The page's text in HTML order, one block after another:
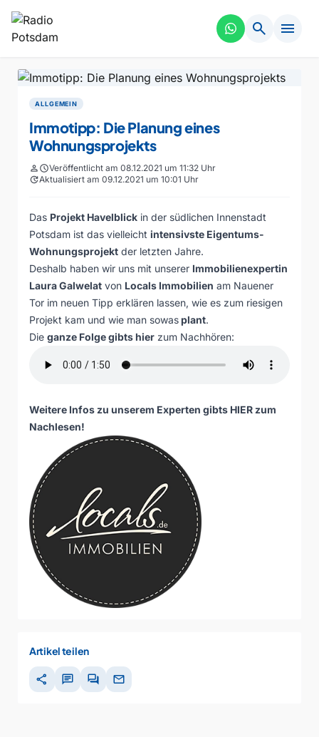
search menu
ALLGEMEIN
Immotipp: Die Planung eines
Wohnungsprojekts
personscheduleVeröffentlicht am 08.12.2021 um 11:32 Uhr
updateAktualisiert am 09.12.2021 um 10:01 Uhr
Das Projekt Havelblick in der südlichen Innenstadt
Potsdam ist das vielleicht intensivste Eigentums-
Wohnungsprojekt der letzten Jahre.
Deshalb haben wir uns mit unserer Immobilienexpertin
Laura Galwelat von Locals Immobilien am Nauener
Tor im neuen Tipp erklären lassen, wie es zum riesigen
Projekt kam und wie man sowasplant.
Die ganze Folge gibts hier zum Nachhören:
Weitere Infos zu unserem Experten gibts HIER zum
Nachlesen!
Artikel teilen
share chat forum mail